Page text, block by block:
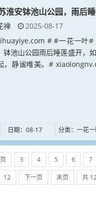
淮安钵池山公园，雨后睡
禅
2025-08-17
# #一花一叶#
钵池山公园雨后睡莲盛开，
，静谧唯美。#
日期：08-17 分类：一花
3 4 5 6 7
12 下一页 末页 共